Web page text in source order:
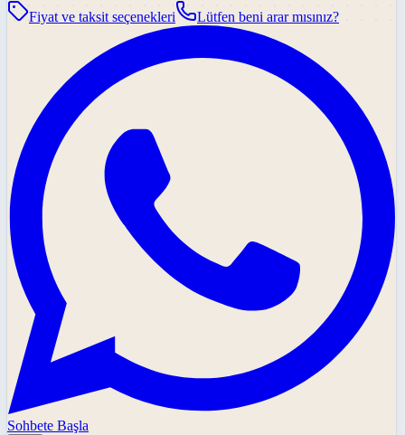
Fiyat ve taksit seçenekleri
Lütfen beni arar mısınız?
Sohbete Başla